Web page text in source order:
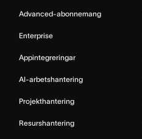
Advanced-abonnemang
Enterprise
Appintegreringar
AI-arbetshantering
Projekthantering
Resurshantering